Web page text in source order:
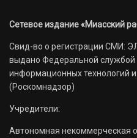
Сетевое издание «Миасский
Свид-во о регистрации СМИ:
выдано Федеральной службой
информационных технологий
(Роскомнадзор)
Учредители:
Автономная некоммерческая